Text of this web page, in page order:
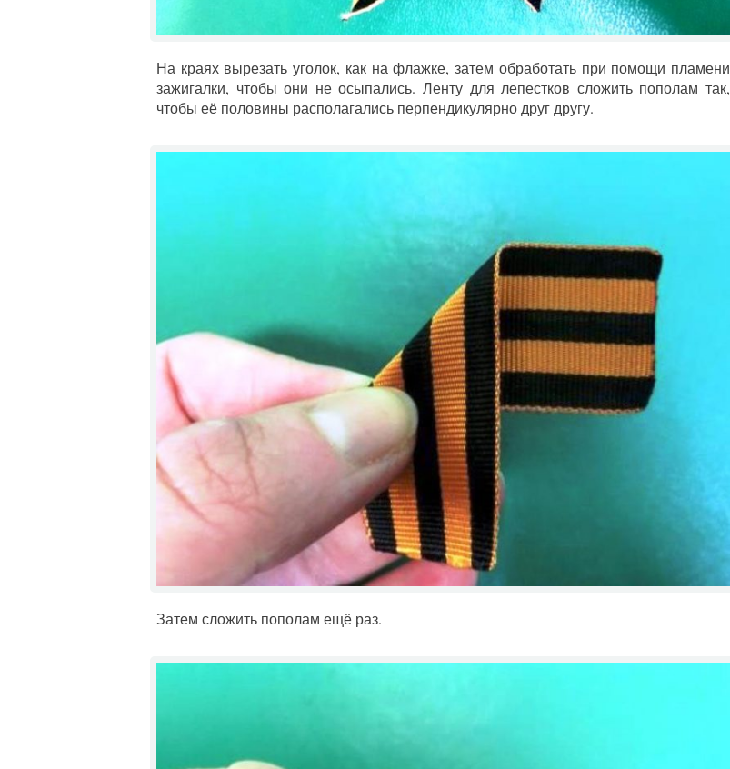
На краях вырезать уголок, как на флажке, затем обработать при помощи пламени
зажигалки, чтобы они не осыпались. Ленту для лепестков сложить пополам так,
чтобы её половины располагались перпендикулярно друг другу.
Затем сложить пополам ещё раз.